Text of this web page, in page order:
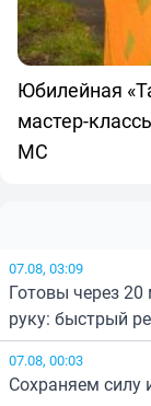
Юбилейная
мастер-
МС
07.08, 03:09
Готовы через
руку: быстрый
07.08, 00:03
Сохраняем силу